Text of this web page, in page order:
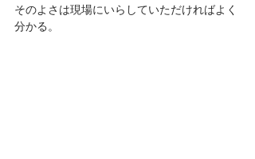
そのよさは現場にいらしていただければよく
分かる。